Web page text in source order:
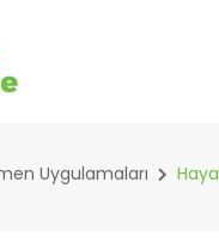
Uygulamaları